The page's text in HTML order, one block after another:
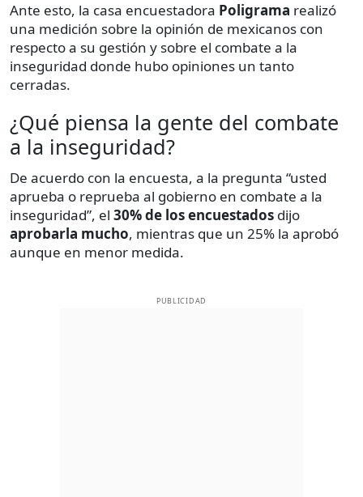
Ante esto, la casa encuestadora Poligrama realizó
una medición sobre la opinión de mexicanos con
respecto a su gestión y sobre el combate a la
inseguridad donde hubo opiniones un tanto
cerradas.
¿Qué piensa la gente del combate
a la inseguridad?
De acuerdo con la encuesta, a la pregunta “usted
aprueba o reprueba al gobierno en combate a la
inseguridad”, el 30% de los encuestados dijo
aprobarla mucho, mientras que un 25% la aprobó
aunque en menor medida.
PUBLICIDAD